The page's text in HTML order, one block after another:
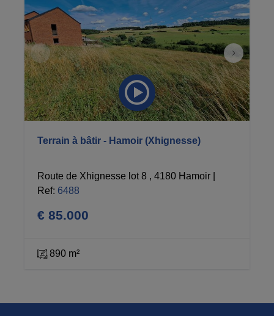
Terrain à bâtir - Hamoir (Xhignesse)
Route de Xhignesse lot 8 , 4180 Hamoir
Ref: 6488
€ 85.000
890 m²